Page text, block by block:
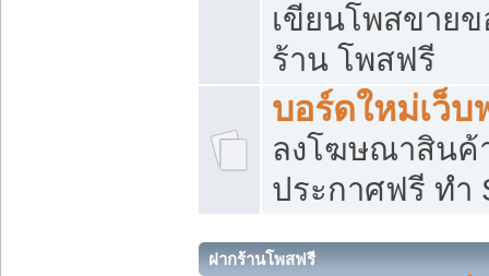
เขียนโพสขาย
ร้าน โพสฟรี
บอร์ดใหม่เว็บ
ลงโฆษณาสิน
ประกาศฟรี ทำ
ฝากร้านโพสฟรี